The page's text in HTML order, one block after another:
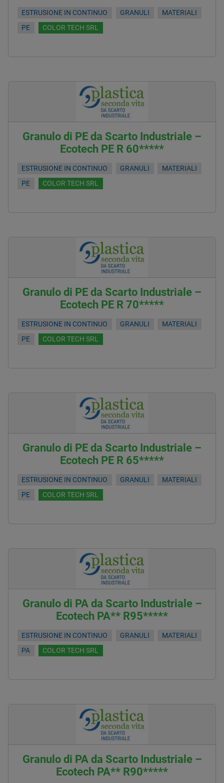
ESTRUSIONE IN CONTINUO GRANULI
MATERIALI
PE
COLOR TECH SRL
Granulo di PE da Scarto Industriale –
Ecotech PE R 60*****
ESTRUSIONE IN CONTINUO GRANULI
MATERIALI
PE
COLOR TECH SRL
Granulo di PE da Scarto Industriale –
Ecotech PE R 70*****
ESTRUSIONE IN CONTINUO GRANULI
MATERIALI
PE
COLOR TECH SRL
Granulo di PE da Scarto Industriale –
Ecotech PE R 65*****
ESTRUSIONE IN CONTINUO GRANULI
MATERIALI
PE
COLOR TECH SRL
Granulo di PA da Scarto Industriale –
Ecotech PA** R95*****
ESTRUSIONE IN CONTINUO GRANULI
MATERIALI
PA
COLOR TECH SRL
Granulo di PA da Scarto Industriale –
Ecotech PA** R90*****